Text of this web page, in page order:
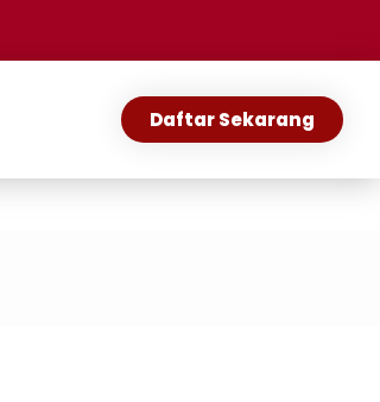
Daftar Sekarang